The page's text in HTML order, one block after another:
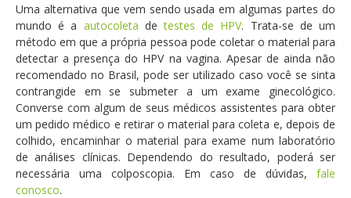
Uma alternativa que vem sendo usada em algumas partes do
mundo é a autocoleta detestes de HPV. Trata-se de um
método em que a própria pessoa pode coletar o material para
detectar a presença do HPV na vagina. Apesar de ainda não
recomendado no Brasil, pode ser utilizado caso você se sinta
contrangide em se submeter a um exame ginecológico.
Converse com algum de seus médicos assistentes para obter
um pedido médico e retirar o material para coleta e, depois de
colhido, encaminhar o material para exame num laboratório
de análises clínicas. Dependendo do resultado, poderá ser
necessária uma colposcopia. Em caso de dúvidas, fale
conosco.